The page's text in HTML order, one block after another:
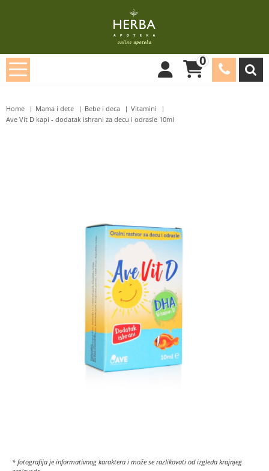
0
Home Mama i dete Bebe i deca
Vitamini
Ave Vit D kapi - dodatak ishrani za decu i odrasle 10ml
* fotografija je informativnog karaktera i može se razlikovati od izgleda krajnjeg